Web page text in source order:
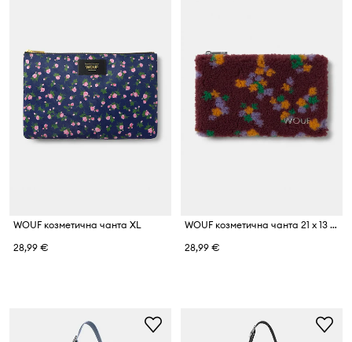
WOUF козметична чанта XL
28,99 €
WOUF козметична чанта 21 x 13 cm
28,99 €